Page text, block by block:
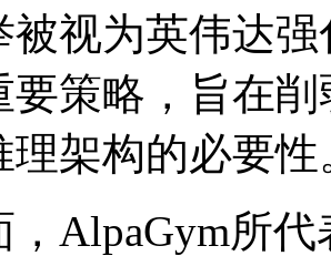
被视为英伟达
要策略，旨在
理架构的必要性
，AlpaGym所